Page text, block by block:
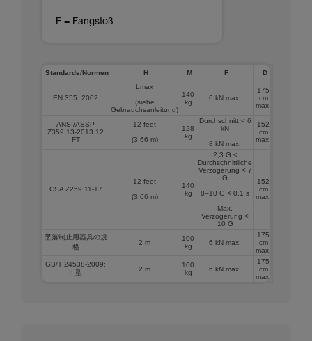
F = Fangstoß
Standards/Normen H M F D
EN 355: 2002
Lmax
(siehe
Gebrauchsanleitung)
140
kg
6 kN max.
175
cm
max.
ANSI/ASSP
Z359.13-2013 12
FT
12 feet
(3,66 m)
128
kg
Durchschnitt < 6
kN
8 kN max.
152
cm
max.
CSA Z259.11-17
12 feet
(3,66 m)
140
kg
2,3 G <
Durchschnittliche
Verzögerung < 7
G
8–10 G < 0,1 s
Max.
Verzögerung <
10 G
152
cm
max.
墜落制止用器具の規
格
2 m
100
kg
6 kN max.
175
cm
max.
GB/T 24538-2009:
II 型
2 m
100
kg
6 kN max.
175
cm
max.